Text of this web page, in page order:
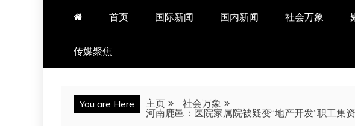
首页 国际新闻 国内新闻 社会万象
传媒聚焦
You are Here 主页
社会万象
河南鹿邑：医院家属院被疑变“地产开发”职工集